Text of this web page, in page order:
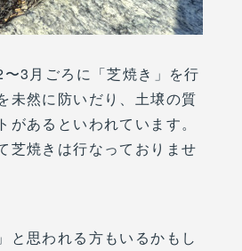
3月ごろに「芝焼き」を行
未然に防いだり、土壌の質
あるといわれています。
芝焼きは行なっておりませ
と思われる方もいるかもし